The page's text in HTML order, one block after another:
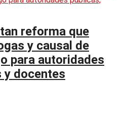
reforma que
y causal de
para autoridades
y docentes